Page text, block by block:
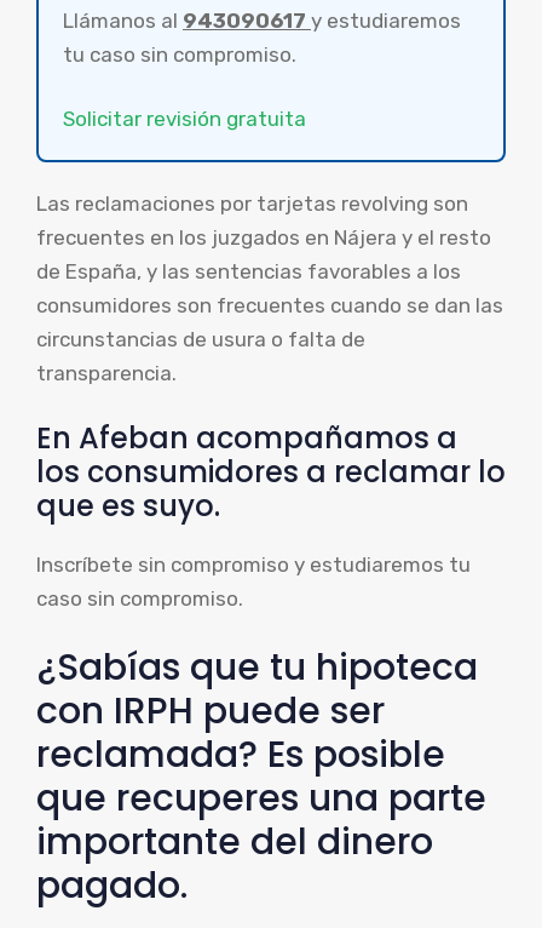
Llámanos al 943090617 y estudiaremos
tu caso sin compromiso.
Solicitar revisión gratuita
Las reclamaciones por tarjetas revolving son
frecuentes en los juzgados en Nájera y el resto
de España, y las sentencias favorables a los
consumidores son frecuentes cuando se dan las
circunstancias de usura o falta de
transparencia.
En Afeban acompañamos a
los consumidores a reclamar lo
que es suyo.
Inscríbete sin compromiso y estudiaremos tu
caso sin compromiso.
¿Sabías que tu hipoteca
con IRPH puede ser
reclamada? Es posible
que recuperes una parte
importante del dinero
pagado.